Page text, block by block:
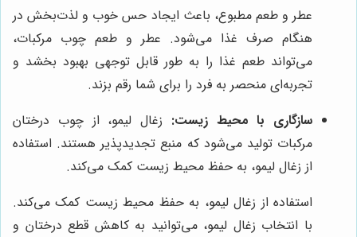
عطر و طعم مطبوع، باعث ایجاد حس خوب و لذت‌بخش در
هنگام صرف غذا می‌شود. عطر و طعم چوب مرکبات،
می‌تواند طعم غذا را به طور قابل توجهی بهبود بخشد و
تجربه‌ای منحصر به فرد را برای شما رقم بزند.
سازگاری با محیط زیست: زغال لیمو، از چوب درختان
مرکبات تولید می‌شود که منبع تجدیدپذیر هستند. استفاده
از زغال لیمو، به حفظ محیط زیست کمک می‌کند.
استفاده از زغال لیمو، به حفظ محیط زیست کمک می‌کند.
با انتخاب زغال لیمو، می‌توانید به کاهش قطع درختان و